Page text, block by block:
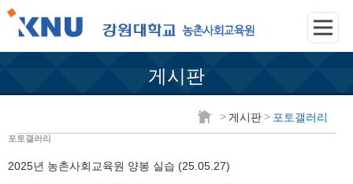
게시판
> 게시판 > 포토갤러리
포토갤러리
2025년 농촌사회교육원 양봉 실습 (25.05.27)